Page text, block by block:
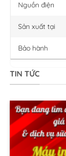
Nguồn điện
Sản xuất tại
Bảo hành
TIN TỨC